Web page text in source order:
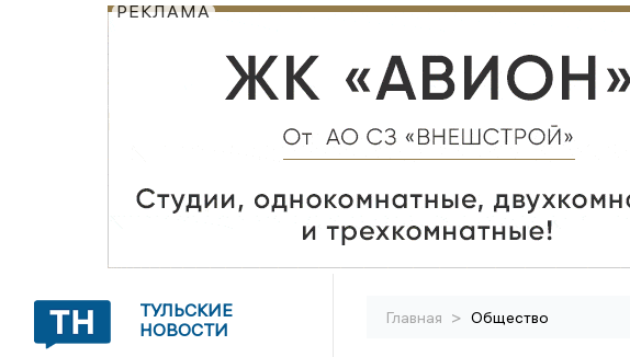
РЕКЛАМА
ТУЛЬСКИЕ
НОВОСТИ
Главная > Общество